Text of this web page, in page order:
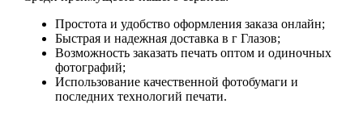
Простота и удобство оформления заказа онлайн;
Быстрая и надежная доставка в г Глазов;
Возможность заказать печать оптом и одиночных
фотографий;
Использование качественной фотобумаги и
последних технологий печати.